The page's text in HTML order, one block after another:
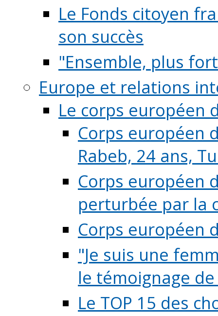
Le Fonds citoyen
son succès
"Ensemble, plus
Europe et relations
Le corps européen
Corps européen
Rabeb, 24 ans,
Corps européen
perturbée par la
Corps européen
"Je suis une
le témoignage de
Le TOP 15 des